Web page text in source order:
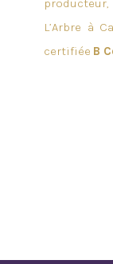
L’Arbre à
certifiée B